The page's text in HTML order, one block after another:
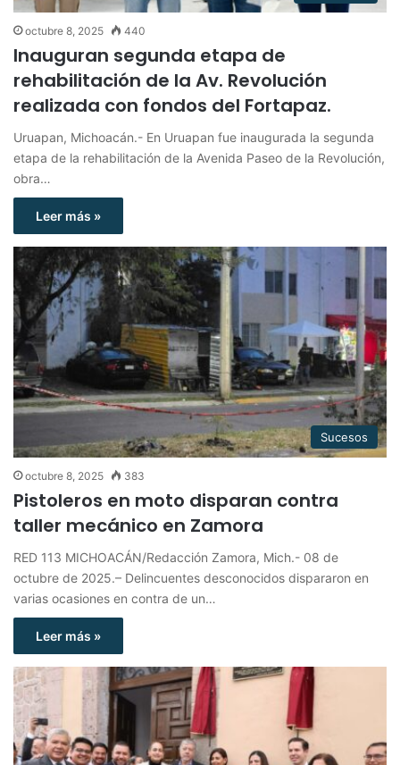
octubre 8, 2025 440
Inauguran segunda etapa de
rehabilitación de la Av. Revolución
realizada con fondos del Fortapaz.
Uruapan, Michoacán.- En Uruapan fue inaugurada la segunda
etapa de la rehabilitación de la Avenida Paseo de la Revolución,
obra…
Leer más »
Sucesos
octubre 8, 2025 383
Pistoleros en moto disparan contra
taller mecánico en Zamora
RED 113 MICHOACÁN/Redacción Zamora, Mich.- 08 de
octubre de 2025.– Delincuentes desconocidos dispararon en
varias ocasiones en contra de un…
Leer más »